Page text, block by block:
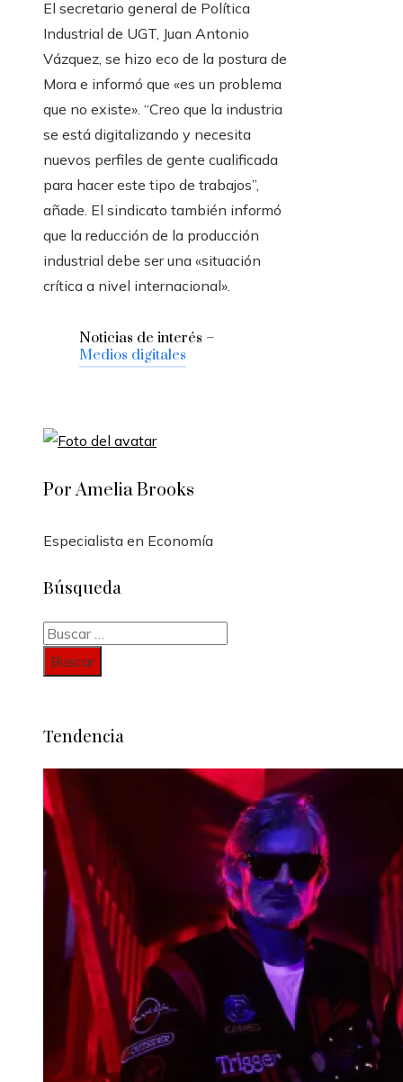
El secretario general de Política
Industrial de UGT, Juan Antonio
Vázquez, se hizo eco de la postura de
Mora e informó que «es un problema
que no existe». “Creo que la industria
se está digitalizando y necesita
nuevos perfiles de gente cualificada
para hacer este tipo de trabajos”,
añade. El sindicato también informó
que la reducción de la producción
industrial debe ser una «situación
crítica a nivel internacional».
Noticias de interés –
Medios digitales
Por Amelia Brooks
Especialista en Economía
Búsqueda
Buscar:
Tendencia